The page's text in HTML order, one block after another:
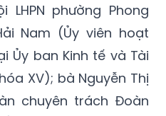
LHPN phường Phong
Nam (Ủy viên hoạt
Ủy ban Kinh tế và Tài
XV); bà Nguyễn Thị
chuyên trách Đoàn